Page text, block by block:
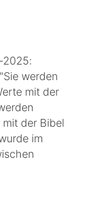
2025:
werden
mit der
der Bibel
im